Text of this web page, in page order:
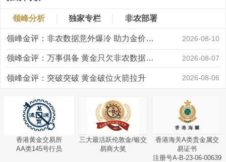
领峰分析 独家专栏 非农部署
领峰金评：非农数据意外爆冷 助力金价大涨创新高 2026-08-10
领峰金评：万事俱备 黄金只欠非农数据“东风” 2026-08-07
领峰金评：突破突破 黄金破位火箭拉升 2026-08-06
香港黄金交易所
AA类145号行员
三大最活跃伦敦金/银交
易商大奖
香港海关A类贵金属交
易证书
注册号A-B-23-06-00639